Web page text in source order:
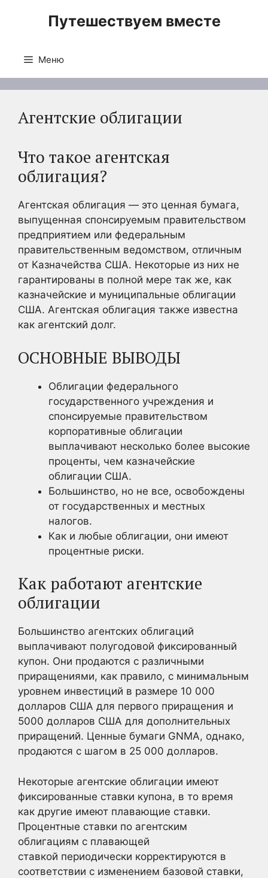
Путешествуем вместе
Меню
Агентские облигации
Что такое агентская
облигация?
Агентская облигация — это ценная бумага,
выпущенная спонсируемым правительством
предприятием или федеральным
правительственным ведомством, отличным
от Казначейства США. Некоторые из них не
гарантированы в полной мере так же, как
казначейские и муниципальные облигации
США. Агентская облигация также известна
как агентский долг.
ОСНОВНЫЕ ВЫВОДЫ
Облигации федерального
государственного учреждения и
спонсируемые правительством
корпоративные облигации
выплачивают несколько более высокие
проценты, чем казначейские
облигации США.
Большинство, но не все, освобождены
от государственных и местных
налогов.
Как и любые облигации, они имеют
процентные риски.
Как работают агентские
облигации
Большинство агентских облигаций
выплачивают полугодовой фиксированный
купон. Они продаются с различными
приращениями, как правило, с минимальным
уровнем инвестиций в размере 10 000
долларов США для первого приращения и
5000 долларов США для дополнительных
приращений. Ценные бумаги GNMA, однако,
продаются с шагом в 25 000 долларов.
Некоторые агентские облигации имеют
фиксированные ставки купона, в то время
как другие имеют плавающие ставки.
Процентные ставки по агентским
облигациям с плавающей
ставкой периодически корректируются в
соответствии с изменением базовой ставки,